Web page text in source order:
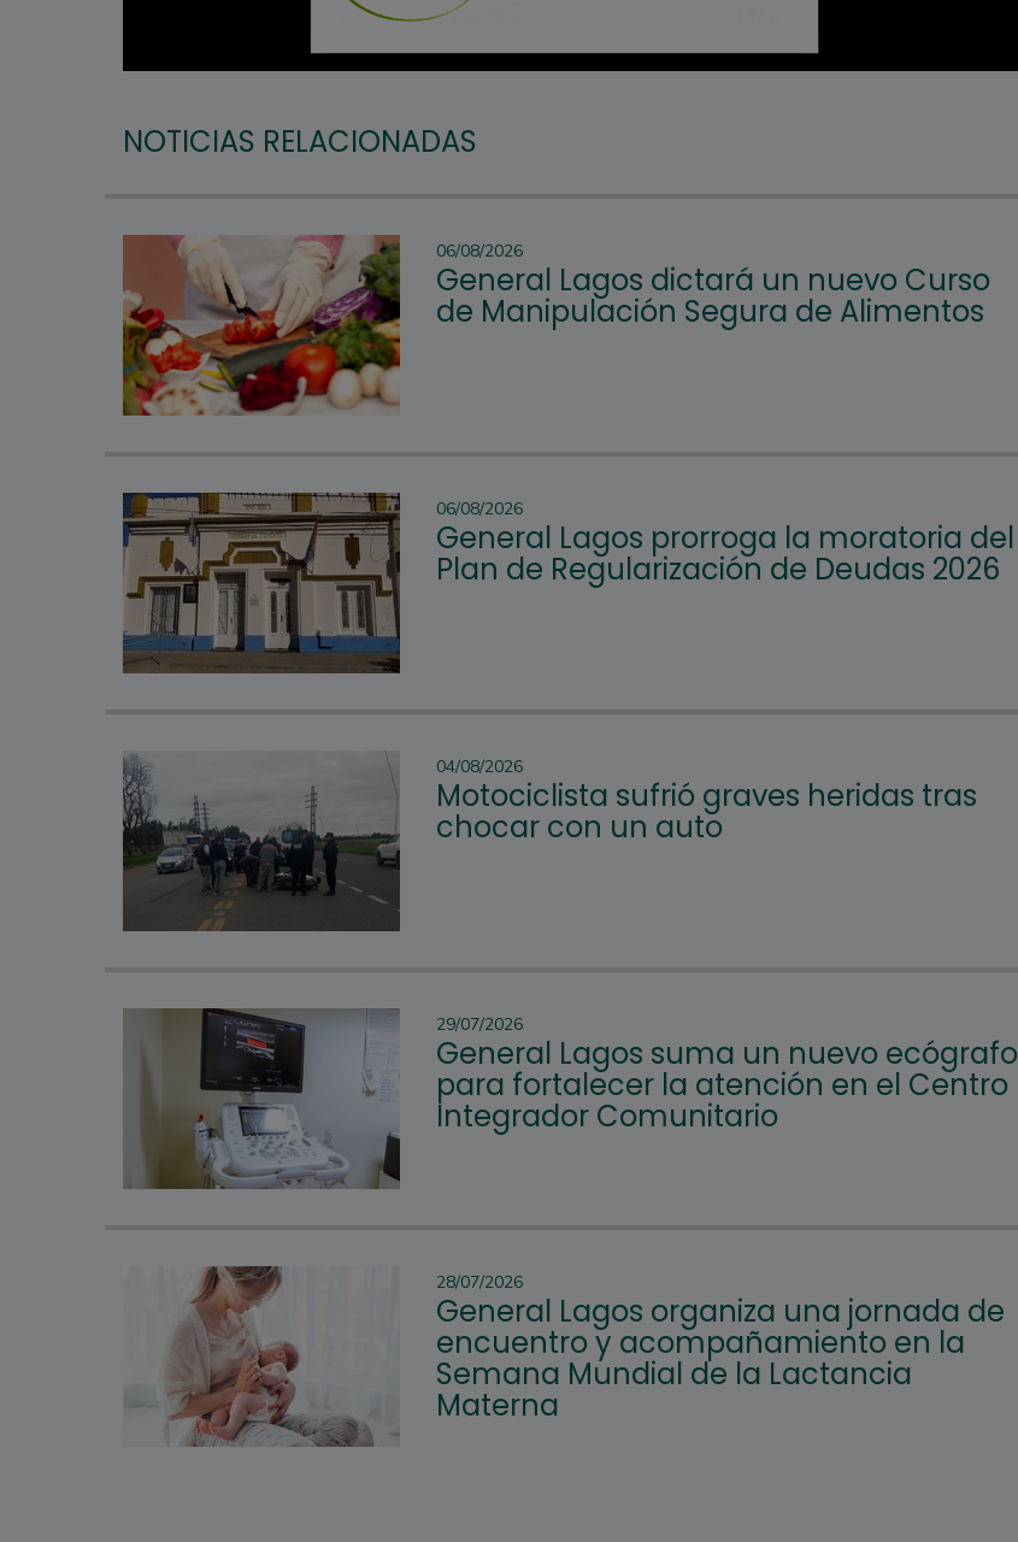
NOTICIAS RELACIONADAS
06/08/2026
General Lagos dictará un nuevo Curso
de Manipulación Segura de Alimentos
06/08/2026
General Lagos prorroga la moratoria del
Plan de Regularización de Deudas 2026
04/08/2026
Motociclista sufrió graves heridas tras
chocar con un auto
29/07/2026
General Lagos suma un nuevo ecógrafo
para fortalecer la atención en el Centro
Integrador Comunitario
28/07/2026
General Lagos organiza una jornada de
encuentro y acompañamiento en la
Semana Mundial de la Lactancia
Materna